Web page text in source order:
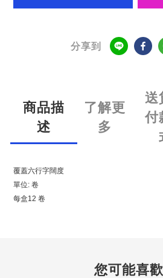
分享到
商品描
述
了解更
多
送
付
覆蓋六行字闊度
單位: 卷
每盒12 卷
您可能喜